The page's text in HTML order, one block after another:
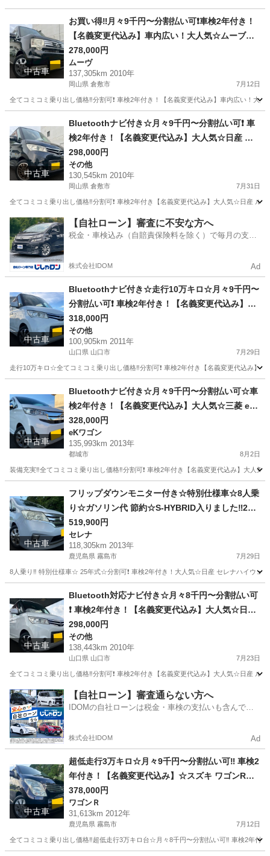
中古車
お買い得‼️月々9千円〜分割払い可❗️車検2年付き！
【名義変更代込み】車内広い！大人気☆ムーブコ
ンテカスタム☆ナビ付き☆走行中DVD見れます☆
フルオートエアコン☆ドライブレコーダー付きの
フル装備☆純正アルミ☆そのまま乗って帰れます‼️
278,000円
ムーヴ
137,305km 2010年
岡山県 倉敷市 7月12日
全てコミコミ乗り出し価格‼️分割可❗️ 車検2年付き！【名義変更代込み】車内広い！
お買い得
中古車
Bluetoothナビ付き☆月々9千円〜分割払い可❗️ 車
検2年付き！【名義変更代込み】大人気☆日産 ル
ークスハイウェイスター☆Bluetoothナビ付き☆
走行中DVD見れます☆ETC付き☆電動スライドド
ア☆ドラレコ付き☆スマートキー☆フルオートエ
298,000円
その他
130,545km 2010年
岡山県 倉敷市 7月31日
全てコミコミ乗り出し価格‼️分割可❗️ 車検2年付き【名義変更代込み】大人気☆日産
岡山 倉敷市 その他 走行距離
【自社ローン】審査に不安な方へ
税金・車検込み（自賠責保険料を除く）で毎月の支払
株式会社IDOM Ad
中古車
Bluetoothナビ付き☆走行10万キロ☆月々9千円〜
分割払い可❗️ 車検2年付き！【名義変更代込み】大
人気☆日産 ルークスハイウェイスター☆Bluetoot
hナビ付き☆走行中DVD見れます☆電動スライドド
ア☆ドラレコ付き☆スマートキー☆フルオートエ
318,000円
その他
100,905km 2011年
山口県 山口市 7月29日
走行10万キロ☆全てコミコミ乗り出し価格‼️分割可❗️ 車検2年付き【名義変更代込み
走行距離
中古車
Bluetoothナビ付き☆月々9千円〜分割払い可☆車
検2年付き！【名義変更代込み】大人気☆三菱 ek
カスタム☆Bluetoothナビ付き☆走行中DVD見れ
ます☆便利なバックカメラ☆ドラレコ付き☆スマ
ートキー☆フルオートエアコン☆純正アルミ☆事
328,000円
eKワゴン
135,993km 2013年
都城市 8月2日
装備充実‼️全てコミコミ乗り出し価格‼️分割可❗️ 車検2年付き【名義変更代込み】大
eKワゴン
中古車
フリップダウンモニター付き☆特別仕様車☆8人乗
り☆ガソリン代 節約☆S-HYBRID入りました‼️25
年式☆月々1.2万円〜分割払い可❗️車検2年付き！大
人気☆ニッサン セレナ☆フリップダウンモニター
付き☆Bluetooth対応ナビ☆走行中DVD見れます
ルミ☆☆車内広々三列シート‼️
519,900円
セレナ
118,305km 2013年
鹿児島県 霧島市 7月29日
8人乗り‼️ 特別仕様車☆ 25年式☆分割可❗️ 車検2年付き！大人気☆日産 セレナハイウ
Bluetooth
中古車
Bluetooth対応ナビ付き☆月々8千円〜分割払い可
❗️ 車検2年付き！【名義変更代込み】大人気☆日産
ルークスハイウェイスター☆Bluetooth対応ナビ
付き☆走行中DVD見れます☆ETC付き☆電動スラ
イドドア☆ドラレコ付き☆スマートキー☆フルオ
298,000円
その他
138,443km 2010年
山口県 山口市 7月23日
全てコミコミ乗り出し価格‼️分割可❗️ 車検2年付き【名義変更代込み】大人気☆日産
山口 山口市 その他
【自社ローン】審査通らない方へ
IDOMの自社ローンは税金・車検の支払いも含んでい
株式会社IDOM Ad
中古車
超低走行3万キロ☆月々9千円〜分割払い可‼️ 車検2
年付き！【名義変更代込み】☆スズキ ワゴンR☆B
luetoothナビ付き☆走行中DVD見れます☆プッシ
ュスタート☆ドライブレコーダー付きのフル装備
☆純正アルミホイール装着☆そのまま乗って帰れ
378,000円
ワゴンＲ
31,613km 2012年
鹿児島県 霧島市 7月12日
全てコミコミ乗り出し価格‼️超低走行3万キロ台☆月々8千円〜分割払い可‼️ 車検2年